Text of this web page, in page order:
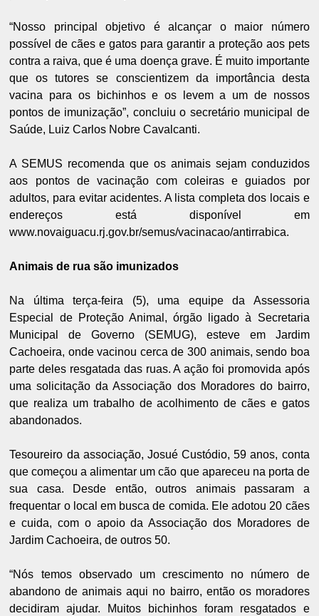
“Nosso principal objetivo é alcançar o maior número
possível de cães e gatos para garantir a proteção aos pets
contra a raiva, que é uma doença grave. É muito importante
que os tutores se conscientizem da importância desta
vacina para os bichinhos e os levem a um de nossos
pontos de imunização”, concluiu o secretário municipal de
Saúde, Luiz Carlos Nobre Cavalcanti.
A SEMUS recomenda que os animais sejam conduzidos
aos pontos de vacinação com coleiras e guiados por
adultos, para evitar acidentes. A lista completa dos locais e
endereços está disponível em
www.novaiguacu.rj.gov.br/semus/vacinacao/antirrabica.
Animais de rua são imunizados
Na última terça-feira (5), uma equipe da Assessoria
Especial de Proteção Animal, órgão ligado à Secretaria
Municipal de Governo (SEMUG), esteve em Jardim
Cachoeira, onde vacinou cerca de 300 animais, sendo boa
parte deles resgatada das ruas. A ação foi promovida após
uma solicitação da Associação dos Moradores do bairro,
que realiza um trabalho de acolhimento de cães e gatos
abandonados.
Tesoureiro da associação, Josué Custódio, 59 anos, conta
que começou a alimentar um cão que apareceu na porta de
sua casa. Desde então, outros animais passaram a
frequentar o local em busca de comida. Ele adotou 20 cães
e cuida, com o apoio da Associação dos Moradores de
Jardim Cachoeira, de outros 50.
“Nós temos observado um crescimento no número de
abandono de animais aqui no bairro, então os moradores
decidiram ajudar. Muitos bichinhos foram resgatados e